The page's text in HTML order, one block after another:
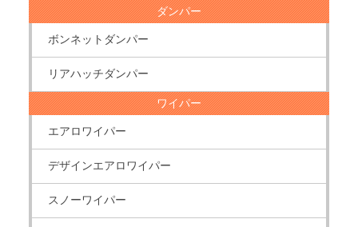
ダンパー
ボンネットダンパー
リアハッチダンパー
ワイパー
エアロワイパー
デザインエアロワイパー
スノーワイパー